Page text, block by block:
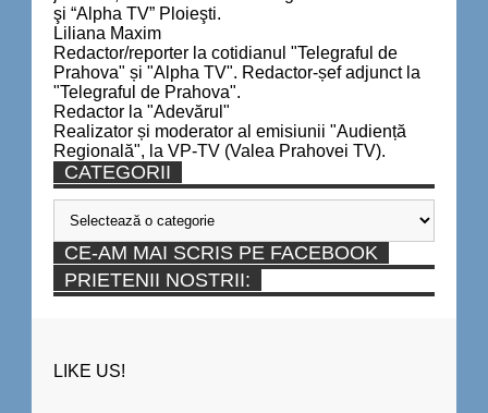
şi “Alpha TV” Ploieşti.
Liliana Maxim
Redactor/reporter la cotidianul "Telegraful de
Prahova" și "Alpha TV". Redactor-șef adjunct la
"Telegraful de Prahova".
Redactor la "Adevărul"
Realizator și moderator al emisiunii "Audiență
Regională", la VP-TV (Valea Prahovei TV).
CATEGORII
Categorii
CE-AM MAI SCRIS PE FACEBOOK
PRIETENII NOSTRII:
LIKE US!